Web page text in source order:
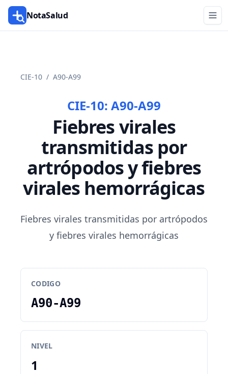
NotaSalud
CIE-10 / A90-A99
CIE-10: A90-A99
Fiebres virales
transmitidas por
artrópodos y fiebres
virales hemorrágicas
Fiebres virales transmitidas por artrópodos
y fiebres virales hemorrágicas
CODIGO
A90-A99
NIVEL
1